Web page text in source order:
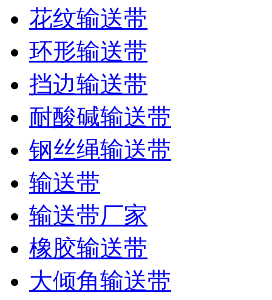
花纹输送带
环形输送带
挡边输送带
耐酸碱输送带
钢丝绳输送带
输送带
输送带厂家
橡胶输送带
大倾角输送带